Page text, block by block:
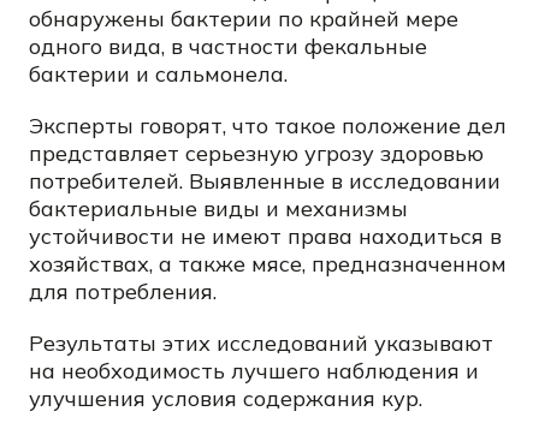
обнаружены бактерии по крайней мере
одного вида, в частности фекальные
бактерии и сальмонела.
Эксперты говорят, что такое положение дел
представляет серьезную угрозу здоровью
потребителей. Выявленные в исследовании
бактериальные виды и механизмы
устойчивости не имеют права находиться в
хозяйствах, а также мясе, предназначенном
для потребления.
Результаты этих исследований указывают
на необходимость лучшего наблюдения и
улучшения условия содержания кур.